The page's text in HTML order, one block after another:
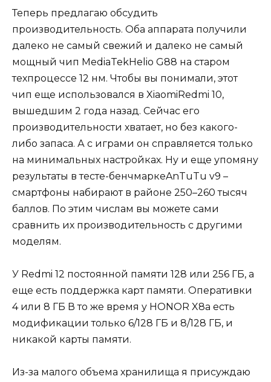
Теперь предлагаю обсудить
производительность. Оба аппарата получили
далеко не самый свежий и далеко не самый
мощный чип MediaTekHelio G88 на старом
техпроцессе 12 нм. Чтобы вы понимали, этот
чип еще использовался в XiaomiRedmi 10,
вышедшим 2 года назад. Сейчас его
производительности хватает, но без какого-
либо запаса. А с играми он справляется только
на минимальных настройках. Ну и еще упомяну
результаты в тесте-бенчмаркеAnTuTu v9 –
смартфоны набирают в районе 250–260 тысяч
баллов. По этим числам вы можете сами
сравнить их производительность с другими
моделям.
У Redmi 12 постоянной памяти 128 или 256 ГБ, а
еще есть поддержка карт памяти. Оперативки
4 или 8 ГБ В то же время у HONOR X8a есть
модификации только 6/128 ГБ и 8/128 ГБ, и
никакой карты памяти.
Из-за малого объема хранилища я присуждаю